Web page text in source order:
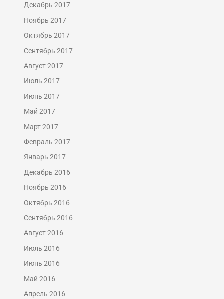
Декабрь 2017
Ноябрь 2017
Октябрь 2017
Сентябрь 2017
Август 2017
Июль 2017
Июнь 2017
Май 2017
Март 2017
Февраль 2017
Январь 2017
Декабрь 2016
Ноябрь 2016
Октябрь 2016
Сентябрь 2016
Август 2016
Июль 2016
Июнь 2016
Май 2016
Апрель 2016